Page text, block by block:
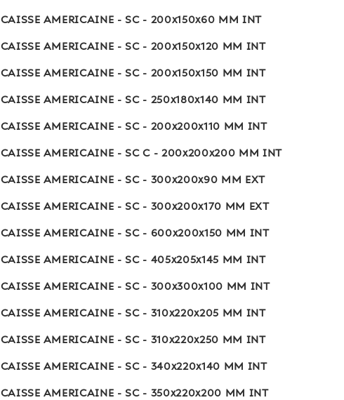
CAISSE AMERICAINE - SC - 200x150x60 MM INT
CAISSE AMERICAINE - SC - 200x150x120 MM INT
CAISSE AMERICAINE - SC - 200x150x150 MM INT
CAISSE AMERICAINE - SC - 250x180x140 MM INT
CAISSE AMERICAINE - SC - 200x200x110 MM INT
CAISSE AMERICAINE - SC C - 200x200x200 MM INT
CAISSE AMERICAINE - SC - 300x200x90 MM EXT
CAISSE AMERICAINE - SC - 300x200x170 MM EXT
CAISSE AMERICAINE - SC - 600x200x150 MM INT
CAISSE AMERICAINE - SC - 405x205x145 MM INT
CAISSE AMERICAINE - SC - 300x300x100 MM INT
CAISSE AMERICAINE - SC - 310x220x205 MM INT
CAISSE AMERICAINE - SC - 310x220x250 MM INT
CAISSE AMERICAINE - SC - 340x220x140 MM INT
CAISSE AMERICAINE - SC - 350x220x200 MM INT